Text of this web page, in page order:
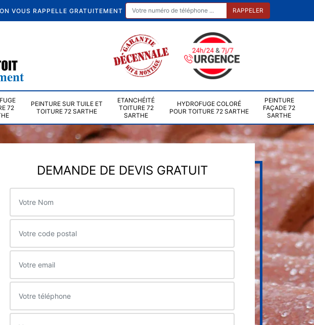
ON VOUS RAPPELLE GRATUITEMENT
72
PEINTURE SUR TUILE ET
TOITURE 72 SARTHE
ETANCHÉITÉ
TOITURE 72
SARTHE
HYDROFUGE COLORÉ
POUR TOITURE 72 SARTHE
PEINTURE
FAÇADE 72
SARTHE
DEMANDE DE DEVIS GRATUIT